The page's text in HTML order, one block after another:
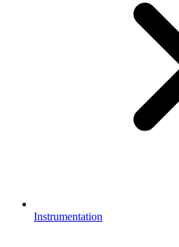
Instrumentation